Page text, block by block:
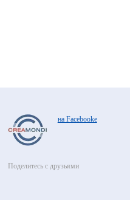
на Facebooke
Поделитесь с друзьями